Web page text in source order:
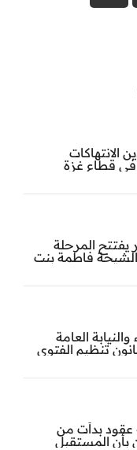
الانتهاكات
في قطاع غزة
يفتتح المرحلة
فاطمة بنت
العامة
تنظيم الفتوى
منصور بن زايد: قبل 6 عقود بدأت من
بأن المستقبل